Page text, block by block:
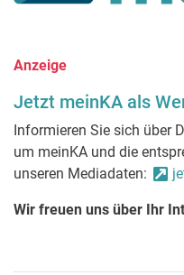
Anzeige
Jetzt meinKA als
Informieren Sie sich über
um meinKA und die
unseren Mediadaten:
Wir freuen uns über Ihr